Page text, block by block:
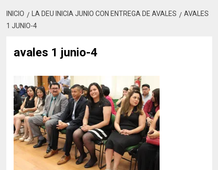
INICIO LA DEU INICIA JUNIO CON ENTREGA DE AVALES
AVALES
1 JUNIO-4
avales 1 junio-4